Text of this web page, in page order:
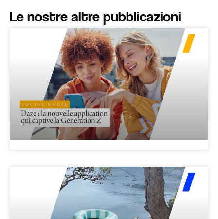
Le nostre altre pubblicazioni